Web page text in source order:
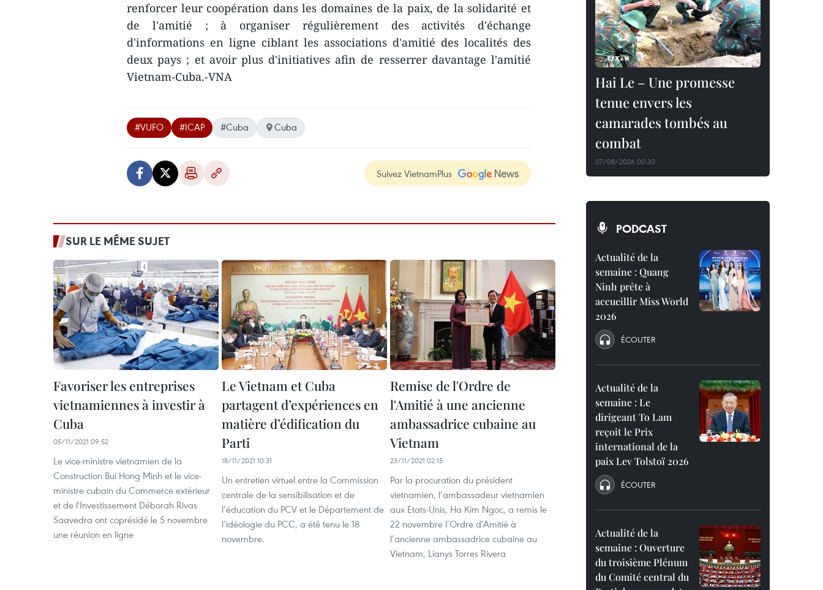
renforcer leur coopération dans les domaines de la paix, de la solidarité et
de l'amitié ; à organiser régulièrement des activités d'échange
d'informations en ligne ciblant les associations d'amitié des localités des
deux pays ; et avoir plus d'initiatives afin de resserrer davantage l'amitié
Vietnam-Cuba.-VNA
#VUFO #ICAP #Cuba Cuba
Suivez VietnamPlus
SUR LE MÊME SUJET
Favoriser les entreprises
vietnamiennes à investir à
Cuba
05/11/2021 09:52
Le vice-ministre vietnamien de la
Construction Bui Hong Minh et le vice-
ministre cubain du Commerce extérieur
et de l'Investissement Déborah Rivas
Saavedra ont coprésidé le 5 novembre
une réunion en ligne
Le Vietnam et Cuba
partagent d’expériences en
matière d’édification du
Parti
18/11/2021 10:31
Un entretien virtuel entre la Commission
centrale de la sensibilisation et de
l’éducation du PCV et le Département de
l’idéologie du PCC, a été tenu le 18
novembre.
Remise de l'Ordre de
l'Amitié à une ancienne
ambassadrice cubaine au
Vietnam
23/11/2021 02:15
Par la procuration du président
vietnamien, l’ambassadeur vietnamien
aux Etats-Unis, Ha Kim Ngoc, a remis le
22 novembre l’Ordre d’Amitié à
l’ancienne ambassadrice cubaine au
Vietnam, Lianys Torres Rivera
Hai Le – Une promesse
tenue envers les
camarades tombés au
combat
07/08/2026 00:30
PODCAST
Actualité de la
semaine : Quang
Ninh prête à
accueillir Miss World
2026
ÉCOUTER
Actualité de la
semaine : Le
dirigeant To Lam
reçoit le Prix
international de la
paix Lev Tolstoï 2026
ÉCOUTER
Actualité de la
semaine : Ouverture
du troisième Plénum
du Comité central du